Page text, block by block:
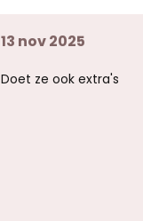
13 nov 2025
Doet ze ook extra's